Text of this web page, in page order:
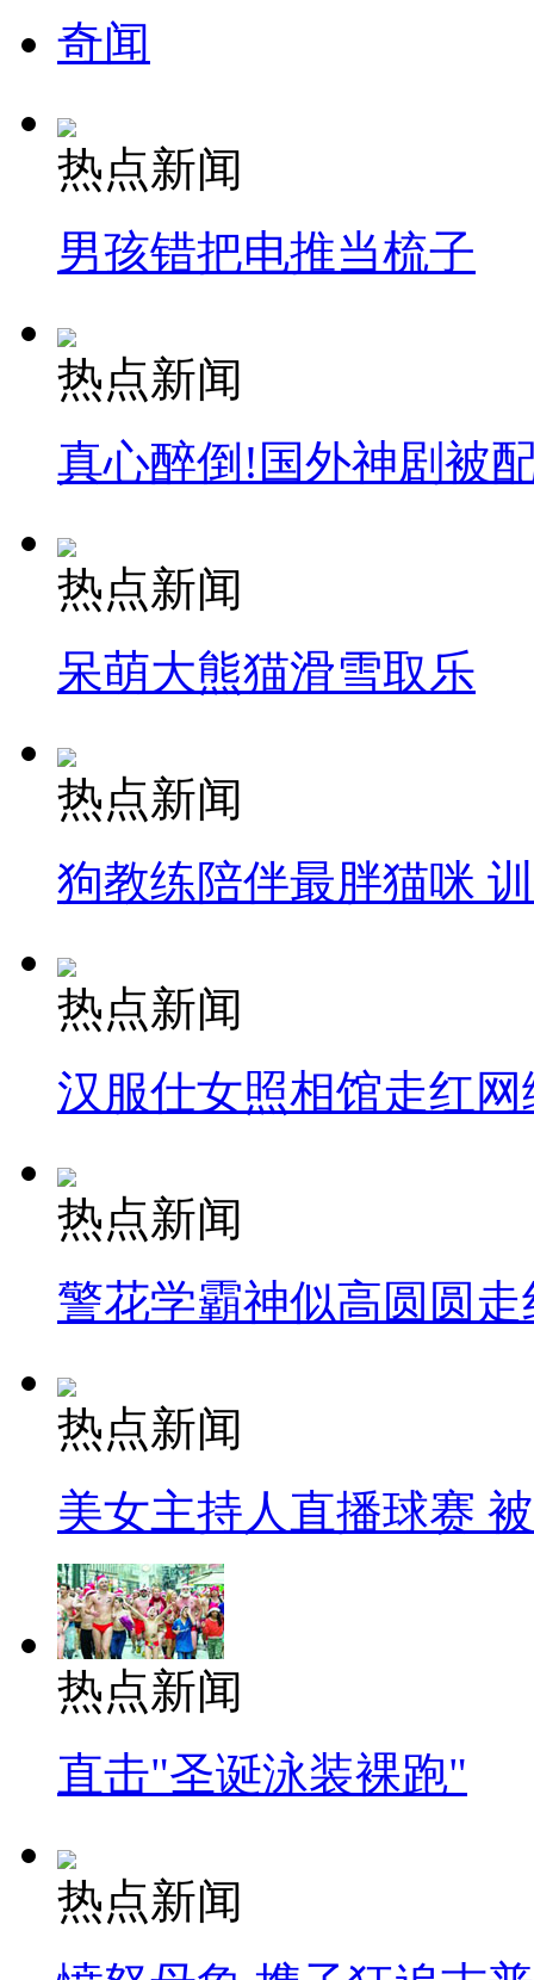
奇闻
热点新闻
男孩错把电推当梳子
热点新闻
真心醉倒!国外神剧被
热点新闻
呆萌大熊猫滑雪取乐
热点新闻
狗教练陪伴最胖猫咪
热点新闻
汉服仕女照相馆走红网
热点新闻
警花学霸神似高圆圆走
热点新闻
美女主持人直播球赛
热点新闻
直击"圣诞泳装裸跑"
热点新闻